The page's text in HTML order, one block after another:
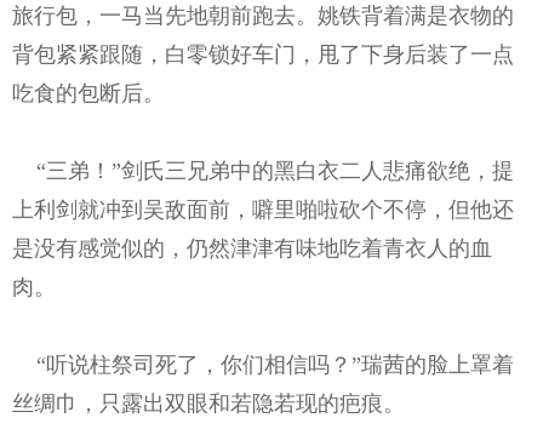
旅行包，一马当先地朝前跑去。姚铁背着满是衣物的
背包紧紧跟随，白零锁好车门，甩了下身后装了一点
吃食的包断后。
“三弟！”剑氏三兄弟中的黑白衣二人悲痛欲绝，提
上利剑就冲到吴敌面前，噼里啪啦砍个不停，但他还
是没有感觉似的，仍然津津有味地吃着青衣人的血
肉。
“听说柱祭司死了，你们相信吗？”瑞茜的脸上罩着
丝绸巾，只露出双眼和若隐若现的疤痕。